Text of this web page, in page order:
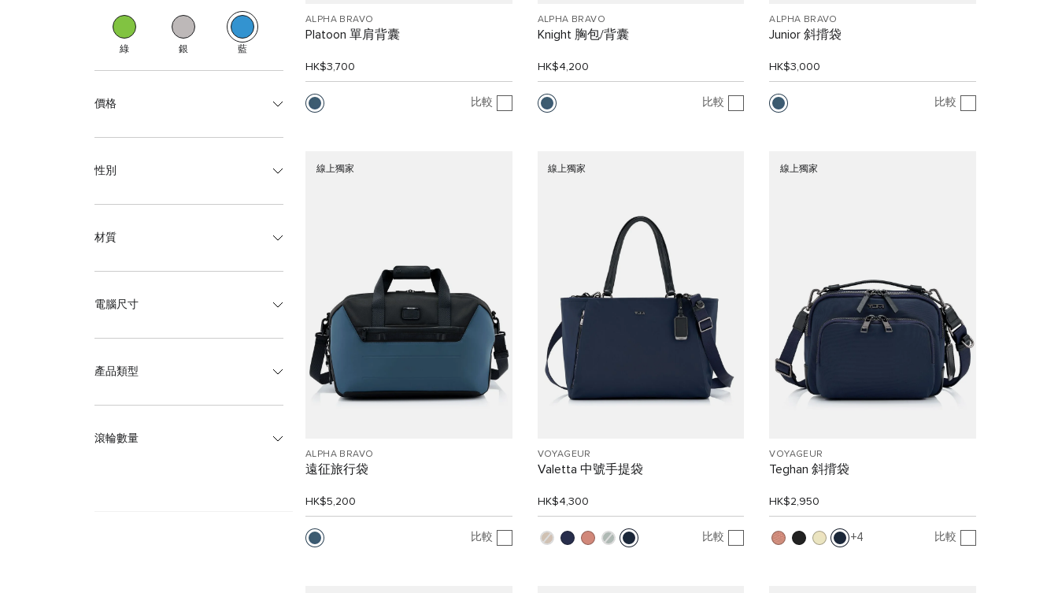
綠 銀 藍
價格
性別
材質
電腦尺寸
產品類型
滾輪數量
ALPHA BRAVO
Platoon 單肩背囊
HK$3,700
比較
ALPHA BRAVO
Knight 胸包/背囊
HK$4,200
比較
ALPHA BRAVO
Junior 斜揹袋
HK$3,000
比較
線上獨家
ALPHA BRAVO
遠征旅行袋
HK$5,200
比較
線上獨家
VOYAGEUR
Valetta 中號手提袋
HK$4,300
比較
線上獨家
VOYAGEUR
Teghan 斜揹袋
HK$2,950
4 比較